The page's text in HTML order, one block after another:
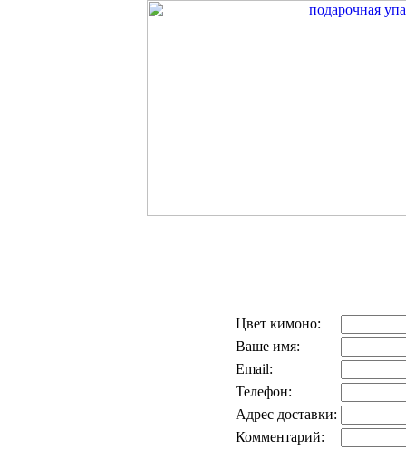
Цвет кимоно:
Ваше имя:
Email:
Телефон:
Адрес доставки:
Комментарий: